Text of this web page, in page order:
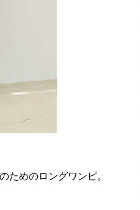
ためのロングワンピ。